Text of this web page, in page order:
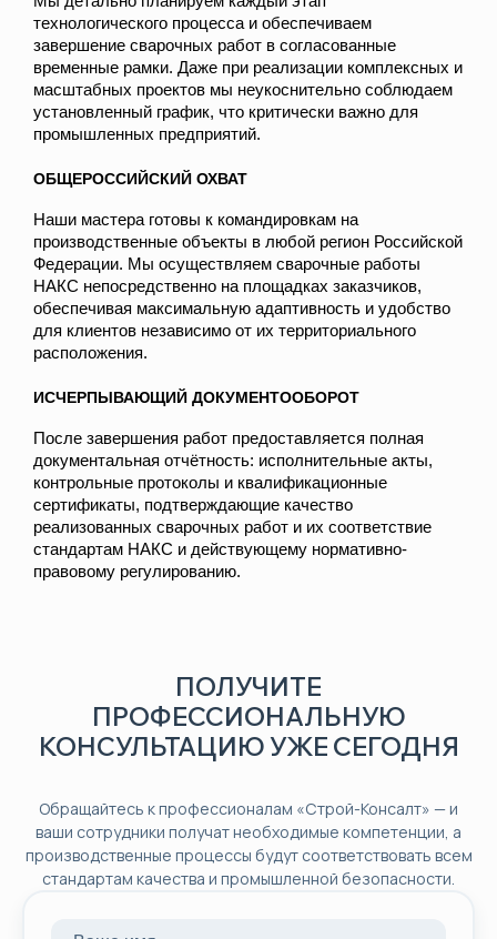
технологического процесса и обеспечиваем
завершение сварочных работ в согласованные
временные рамки. Даже при реализации комплексных и
масштабных проектов мы неукоснительно соблюдаем
установленный график, что критически важно для
промышленных предприятий.
ОБЩЕРОССИЙСКИЙ ОХВАТ
Наши мастера готовы к командировкам на
производственные объекты в любой регион Российской
Федерации. Мы осуществляем сварочные работы
НАКС непосредственно на площадках заказчиков,
обеспечивая максимальную адаптивность и удобство
для клиентов независимо от их территориального
расположения.
ИСЧЕРПЫВАЮЩИЙ ДОКУМЕНТООБОРОТ
После завершения работ предоставляется полная
документальная отчётность: исполнительные акты,
контрольные протоколы и квалификационные
сертификаты, подтверждающие качество
реализованных сварочных работ и их соответствие
стандартам НАКС и действующему нормативно-
правовому регулированию.
ПОЛУЧИТЕ
ПРОФЕССИОНАЛЬНУЮ
КОНСУЛЬТАЦИЮ УЖЕ СЕГОДНЯ
Обращайтесь к профессионалам «Строй-Консалт» — и
ваши сотрудники получат необходимые компетенции, а
производственные процессы будут соответствовать всем
стандартам качества и промышленной безопасности.